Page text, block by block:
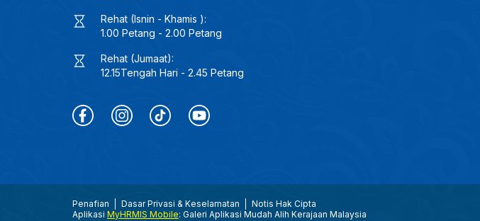
Rehat (Isnin - Khamis ):
1.00 Petang - 2.00 Petang
Rehat (Jumaat):
12.15Tengah Hari - 2.45 Petang
Penafian Dasar Privasi & Keselamatan
Notis Hak Cipta
Aplikasi MyHRMIS Mobile: Galeri Aplikasi Mudah Alih Kerajaan Malaysia